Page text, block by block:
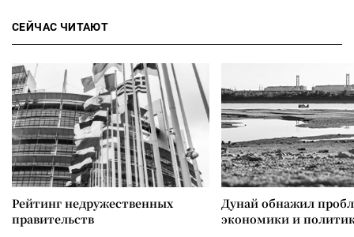
СЕЙЧАС ЧИТАЮТ
Рейтинг недружественных
правительств
Дунай обнажил
экономики и